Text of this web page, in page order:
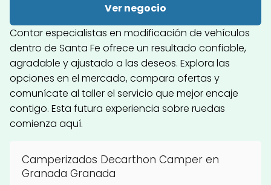
Ver negocio
Contar especialistas en modificación de vehículos
dentro de Santa Fe ofrece un resultado confiable,
agradable y ajustado a las deseos. Explora las
opciones en el mercado, compara ofertas y
comunícate al taller el servicio que mejor encaje
contigo. Esta futura experiencia sobre ruedas
comienza aquí.
Camperizados Decarthon Camper en
Granada Granada